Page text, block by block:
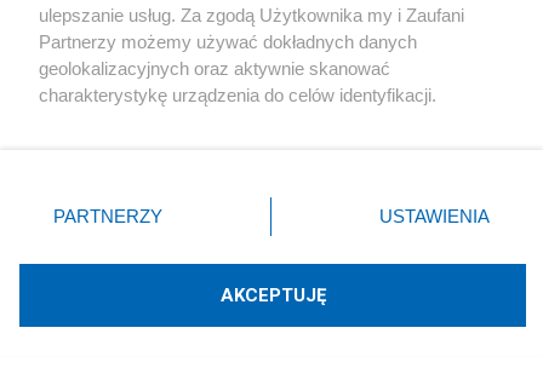
Komentarze
Inne tematy w dziale
#Rosja
ulepszanie usług. Za zgodą Użytkownika my i Zaufani
Partnerzy możemy używać dokładnych danych
geolokalizacyjnych oraz aktywnie skanować
charakterystykę urządzenia do celów identyfikacji.
zmienić/wycofać klikając przycisk ustawień prywatności
znajdujący się w lewym dolnym rogu strony
rodzaje przetwarzania danych nie wymagają zgody
użytkownika, ale masz prawo sprzeciwić się takiemu
PARTNERZY USTAWIENIA
AKCEPTUJĘ